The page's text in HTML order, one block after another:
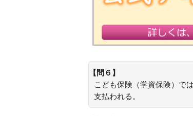
【問６】
こども保険（学資保険）で
支払われる。